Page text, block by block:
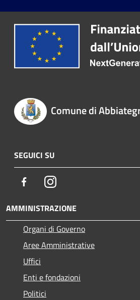
Comune di
SEGUICI SU
FacebookInstagram
AMMINISTRAZIONE
Organi di Governo
Aree Amministrative
Uffici
Enti e fondazioni
Politici